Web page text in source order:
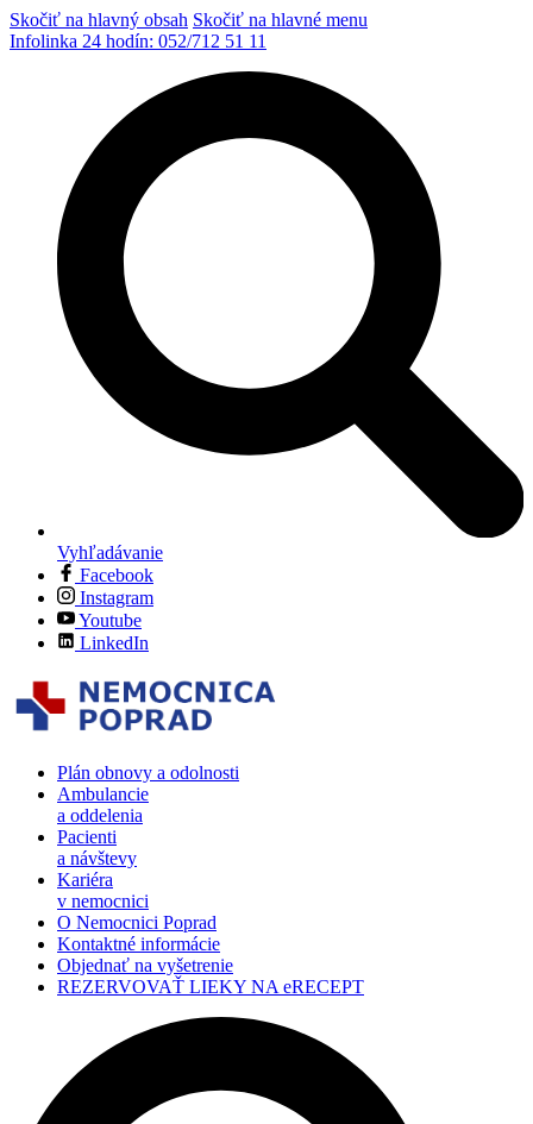
Skočiť na hlavný obsah Skočiť na hlavné menu
Infolinka 24 hodín: 052/712 51 11
Vyhľadávanie
Facebook
Instagram
Youtube
LinkedIn
Plán obnovy a odolnosti
Ambulancie
a oddelenia
Pacienti
a návštevy
Kariéra
v nemocnici
O Nemocnici Poprad
Kontaktné informácie
Objednať na vyšetrenie
REZERVOVAŤ LIEKY NA eRECEPT